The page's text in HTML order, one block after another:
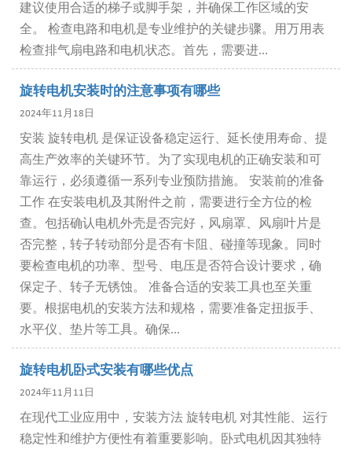
建议使用合适的梯子或脚手架，并确保工作区域的安
全。 检查电路和电机是专业维护的关键步骤。用万用表
检查排气扇电路和电机状态。首先，需要进...
旋转电机安装时的注意事项有哪些
2024年11月18日
安装 旋转电机 是保证设备稳定运行、延长使用寿命、提
高生产效率的关键环节。为了实现电机的正确安装和可
靠运行，必须遵循一系列专业预防措施。 安装前的准备
工作 在安装电机及其附件之前，需要进行全方位的检
查。包括确认电机外壳是否完好，风扇罩、风扇叶片是
否完整，转子转动部分是否有卡阻、碰撞等现象。同时
要检查电机的功率、型号、电压是否符合设计要求，确
保定子、转子无锈蚀。 准备合适的安装工具也至关重
要。根据电机的安装方法和规格，需要准备定扭扳手、
水平仪、垫片等工具。确保...
旋转电机卧式安装有哪些优点
2024年11月11日
在现代工业应用中，安装方法 旋转电机 对其性能、运行
稳定性和维护方便性有着重要影响。卧式电机因其独特